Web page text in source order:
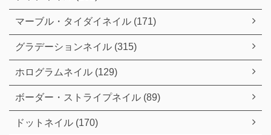
マーブル・タイダイネイル (171)
グラデーションネイル (315)
ホログラムネイル (129)
ボーダー・ストライプネイル (89)
ドットネイル (170)